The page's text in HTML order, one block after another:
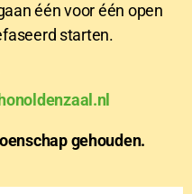
één voor één open
starten.
gehouden.